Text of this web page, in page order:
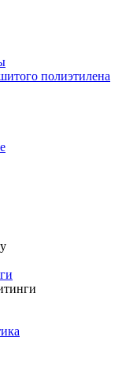
полиэтилена